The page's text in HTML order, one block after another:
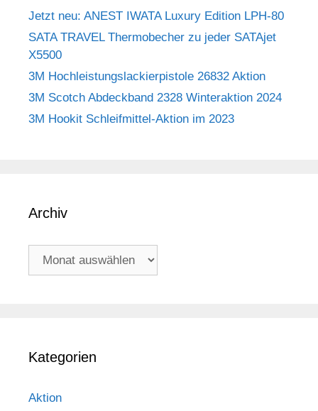
Jetzt neu: ANEST IWATA Luxury Edition LPH-80
SATA TRAVEL Thermobecher zu jeder SATAjet
X5500
3M Hochleistungslackierpistole 26832 Aktion
3M Scotch Abdeckband 2328 Winteraktion 2024
3M Hookit Schleifmittel-Aktion im 2023
Archiv
Archiv
Kategorien
Aktion